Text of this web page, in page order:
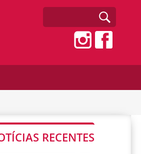
RECENTES